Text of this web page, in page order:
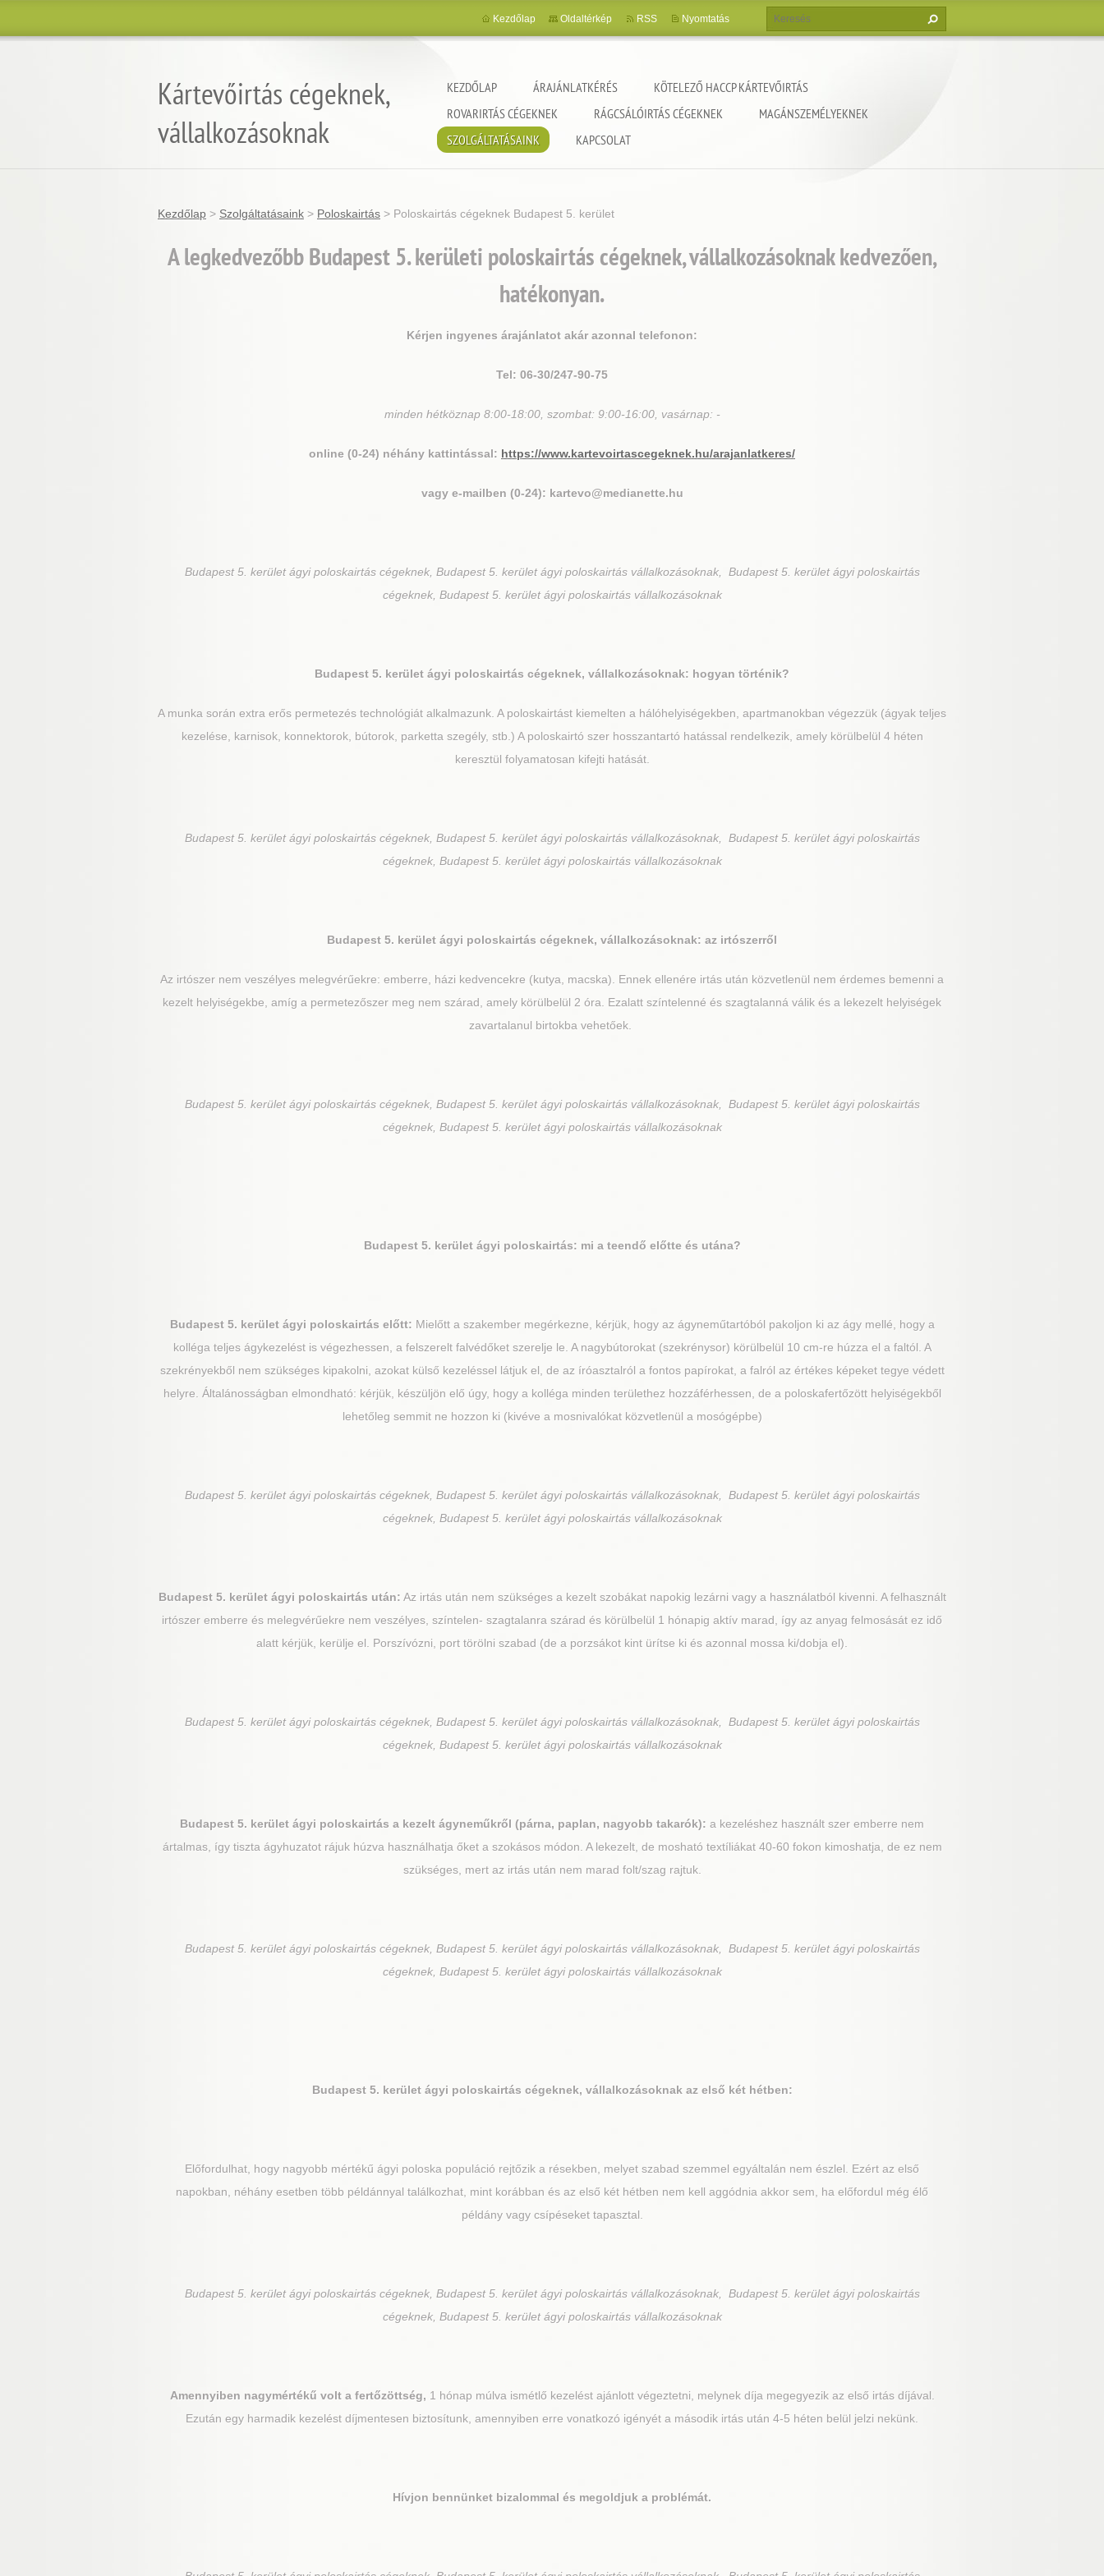
Kártevőirtás cégeknek,
vállalkozásoknak
KEZDŐLAP ÁRAJÁNLATKÉRÉS
KÖTELEZŐ HACCP KÁRTEVŐIRTÁS
ROVARIRTÁS CÉGEKNEK
RÁGCSÁLÓIRTÁS CÉGEKNEK
MAGÁNSZEMÉLYEKNEK
SZOLGÁLTATÁSAINK
KAPCSOLAT
Kezdőlap Oldaltérkép RSS Nyomtatás
Kezdőlap > Szolgáltatásaink > Poloskairtás > Poloskairtás cégeknek Budapest 5. kerület
A legkedvezőbb Budapest 5. kerületi poloskairtás cégeknek, vállalkozásoknak kedvezően,
hatékonyan.
Kérjen ingyenes árajánlatot akár azonnal telefonon:
Tel: 06-30/247-90-75
minden hétköznap 8:00-18:00, szombat: 9:00-16:00, vasárnap: -
online (0-24) néhány kattintással: https://www.kartevoirtascegeknek.hu/arajanlatkeres/
vagy e-mailben (0-24): kartevo@medianette.hu
Budapest 5. kerületágyi poloskairtás cégeknek, Budapest 5. kerület ágyi poloskairtás vállalkozásoknak, Budapest 5. kerület ágyi poloskairtás
cégeknek, Budapest 5. kerület ágyi poloskairtás vállalkozásoknak
Budapest 5. kerület ágyi poloskairtás cégeknek, vállalkozásoknak: hogyan történik?
A munka során extra erős permetezés technológiát alkalmazunk. A poloskairtást kiemelten a hálóhelyiségekben, apartmanokban végezzük (ágyak teljes
kezelése, karnisok, konnektorok, bútorok, parketta szegély, stb.) A poloskairtó szer hosszantartó hatással rendelkezik, amely körülbelül 4 héten
keresztül folyamatosan kifejti hatását.
Budapest 5. kerületágyi poloskairtás cégeknek, Budapest 5. kerület ágyi poloskairtás vállalkozásoknak, Budapest 5. kerület ágyi poloskairtás
cégeknek, Budapest 5. kerület ágyi poloskairtás vállalkozásoknak
Budapest 5. kerület ágyi poloskairtás cégeknek, vállalkozásoknak: az irtószerről
Az irtószer nem veszélyes melegvérűekre: emberre, házi kedvencekre (kutya, macska). Ennek ellenére irtás után közvetlenül nem érdemes bemenni a
kezelt helyiségekbe, amíg a permetezőszer meg nem szárad, amely körülbelül 2 óra. Ezalatt színtelenné és szagtalanná válik és a lekezelt helyiségek
zavartalanul birtokba vehetőek.
Budapest 5. kerületágyi poloskairtás cégeknek, Budapest 5. kerület ágyi poloskairtás vállalkozásoknak, Budapest 5. kerület ágyi poloskairtás
cégeknek, Budapest 5. kerület ágyi poloskairtás vállalkozásoknak
Budapest 5. kerületágyi poloskairtás: mi a teendő előtte és utána?
Budapest 5. kerületágyi poloskairtás előtt: Mielőtt a szakember megérkezne, kérjük, hogy az ágyneműtartóból pakoljon ki az ágy mellé, hogy a
kolléga teljes ágykezelést is végezhessen, a felszerelt falvédőket szerelje le. A nagybútorokat (szekrénysor) körülbelül 10 cm-re húzza el a faltól. A
szekrényekből nem szükséges kipakolni, azokat külső kezeléssel látjuk el, de az íróasztalról a fontos papírokat, a falról az értékes képeket tegye védett
helyre. Általánosságban elmondható: kérjük, készüljön elő úgy, hogy a kolléga minden területhez hozzáférhessen, de a poloskafertőzött helyiségekből
lehetőleg semmit ne hozzon ki (kivéve a mosnivalókat közvetlenül a mosógépbe)
Budapest 5. kerületágyi poloskairtás cégeknek, Budapest 5. kerület ágyi poloskairtás vállalkozásoknak, Budapest 5. kerület ágyi poloskairtás
cégeknek, Budapest 5. kerület ágyi poloskairtás vállalkozásoknak
Budapest 5. kerületágyi poloskairtás után: Az irtás után nem szükséges a kezelt szobákat napokig lezárni vagy a használatból kivenni. A felhasznált
irtószer emberre és melegvérűekre nem veszélyes, színtelen- szagtalanra szárad és körülbelül 1 hónapig aktív marad, így az anyag felmosását ez idő
alatt kérjük, kerülje el. Porszívózni, port törölni szabad (de a porzsákot kint ürítse ki és azonnal mossa ki/dobja el).
Budapest 5. kerületágyi poloskairtás cégeknek, Budapest 5. kerület ágyi poloskairtás vállalkozásoknak, Budapest 5. kerület ágyi poloskairtás
cégeknek, Budapest 5. kerület ágyi poloskairtás vállalkozásoknak
Budapest 5. kerület ágyi poloskairtás a kezelt ágyneműkről (párna, paplan, nagyobb takarók): a kezeléshez használt szer emberre nem
ártalmas, így tiszta ágyhuzatot rájuk húzva használhatja őket a szokásos módon. A lekezelt, de mosható textíliákat 40-60 fokon kimoshatja, de ez nem
szükséges, mert az irtás után nem marad folt/szag rajtuk.
Budapest 5. kerületágyi poloskairtás cégeknek, Budapest 5. kerület ágyi poloskairtás vállalkozásoknak, Budapest 5. kerület ágyi poloskairtás
cégeknek, Budapest 5. kerület ágyi poloskairtás vállalkozásoknak
Budapest 5. kerületágyi poloskairtás cégeknek, vállalkozásoknak az első két hétben:
Előfordulhat, hogy nagyobb mértékű ágyi poloska populáció rejtőzik a résekben, melyet szabad szemmel egyáltalán nem észlel. Ezért az első
napokban, néhány esetben több példánnyal találkozhat, mint korábban és az első két hétben nem kell aggódnia akkor sem, ha előfordul még élő
példány vagy csípéseket tapasztal.
Budapest 5. kerületágyi poloskairtás cégeknek, Budapest 5. kerület ágyi poloskairtás vállalkozásoknak, Budapest 5. kerület ágyi poloskairtás
cégeknek, Budapest 5. kerület ágyi poloskairtás vállalkozásoknak
Amennyiben nagymértékű volt a fertőzöttség, 1 hónap múlva ismétlő kezelést ajánlott végeztetni, melynek díja megegyezik az első irtás díjával.
Ezután egy harmadik kezelést díjmentesen biztosítunk, amennyiben erre vonatkozó igényét a második irtás után 4-5 héten belül jelzi nekünk.
Hívjon bennünket bizalommal és megoldjuk a problémát.